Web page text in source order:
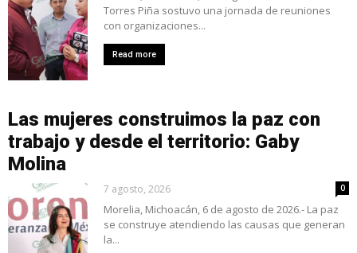
Torres Piña sostuvo una jornada de reuniones
con organizaciones...
Read more
Las mujeres construimos la paz con
trabajo y desde el territorio: Gaby
Molina
7 agosto, 2026 0
Morelia, Michoacán, 6 de agosto de 2026.- La paz
se construye atendiendo las causas que generan
la...